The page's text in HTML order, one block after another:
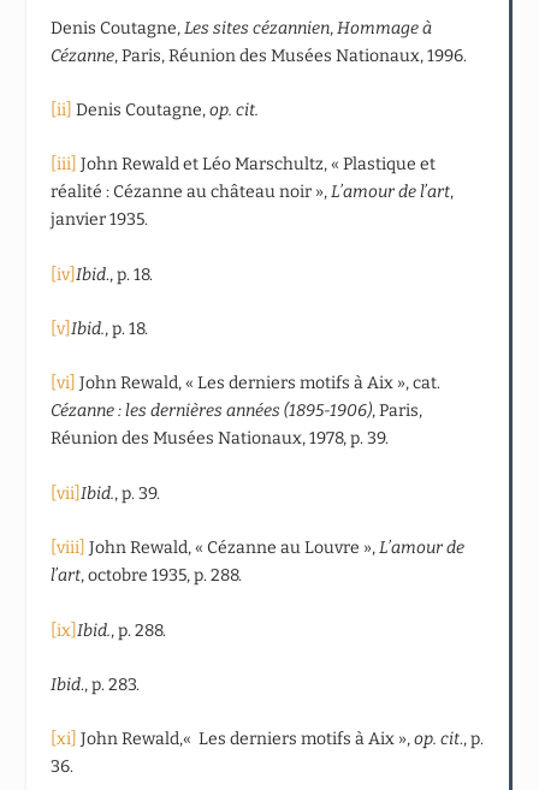
Denis Coutagne,Les sites cézannien,Hommage à
Cézanne, Paris, Réunion des Musées Nationaux, 1996.
[ii] Denis Coutagne,op. cit.
[iii] John Rewald et Léo Marschultz, « Plastique et
réalité : Cézanne au château noir »,L’amour de l’art,
janvier 1935.
[iv]Ibid., p. 18.
[v]Ibid., p. 18.
[vi] John Rewald, « Les derniers motifs à Aix », cat.
Cézanne : les dernières années (1895-1906), Paris,
Réunion des Musées Nationaux, 1978, p. 39.
[vii]Ibid., p. 39.
[viii] John Rewald, « Cézanne au Louvre »,L’amour de
l’art, octobre 1935, p. 288.
[ix]Ibid., p. 288.
Ibid., p. 283.
[xi] John Rewald,« Les derniers motifs à Aix »,op. cit., p.
36.